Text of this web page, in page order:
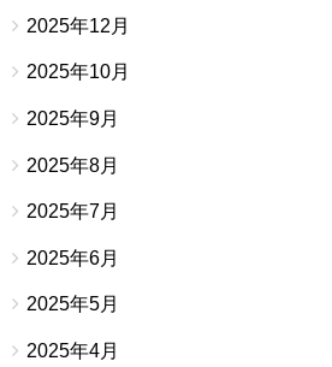
2025年12月
2025年10月
2025年9月
2025年8月
2025年7月
2025年6月
2025年5月
2025年4月